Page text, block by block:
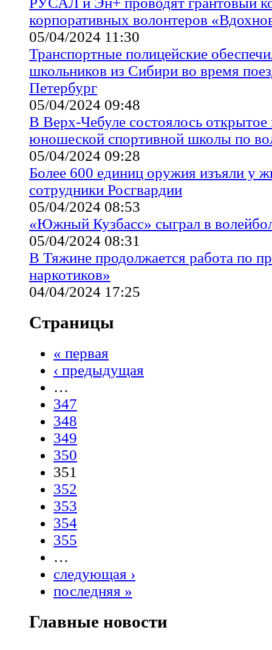
корпоративных волонтеров
05/04/2024 11:30
Транспортные полицейские
школьников из Сибири во время
Петербург
05/04/2024 09:48
В Верх-Чебуле состоялось открытое
юношеской спортивной школы по
05/04/2024 09:28
Более 600 единиц оружия изъяли у
сотрудники Росгвардии
05/04/2024 08:53
«Южный Кузбасс» сыграл в
05/04/2024 08:31
В Тяжине продолжается работа по
наркотиков»
04/04/2024 17:25
Страницы
« первая
‹ предыдущая
…
347
348
349
350
351
352
353
354
355
…
следующая ›
последняя »
Главные новости